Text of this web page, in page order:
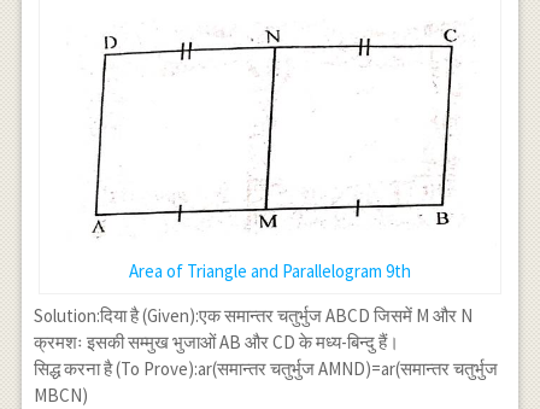
COA)=\frac{(CA)
(OF)}{2} \left[
\because
CA=BC\right]\\
\operatorname{ar}
(\triangle C O
A)=\frac{1}{2}
\times BC \times
{2} BC(OE+OD+OF) \\
\Rightarrow
AH=OE+OD+OF
Area of Triangle and Parallelogram 9th
Solution:दिया है (Given):एक समान्तर चतुर्भुज ABCD जिसमें M और N
क्रमशः इसकी सम्मुख भुजाओं AB और CD के मध्य-बिन्दु हैं।
सिद्ध करना है (To Prove):ar(समान्तर चतुर्भुज AMND)=ar(समान्तर चतुर्भुज
MBCN)